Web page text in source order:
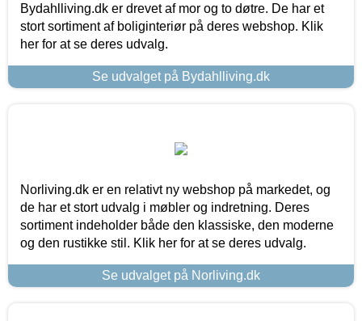
Bydahlliving.dk er drevet af mor og to døtre. De har et
stort sortiment af boliginteriør på deres webshop. Klik
her for at se deres udvalg.
Se udvalget på Bydahlliving.dk
Norliving.dk er en relativt ny webshop på markedet, og
de har et stort udvalg i møbler og indretning. Deres
sortiment indeholder både den klassiske, den moderne
og den rustikke stil. Klik her for at se deres udvalg.
Se udvalget på Norliving.dk